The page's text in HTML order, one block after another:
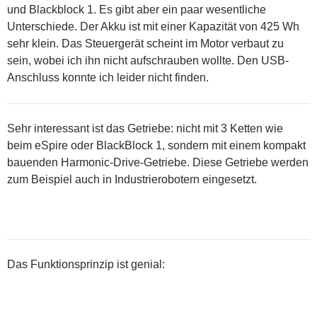
und Blackblock 1. Es gibt aber ein paar wesentliche
Unterschiede. Der Akku ist mit einer Kapazität von 425 Wh
sehr klein. Das Steuergerät scheint im Motor verbaut zu
sein, wobei ich ihn nicht aufschrauben wollte. Den USB-
Anschluss konnte ich leider nicht finden.
Sehr interessant ist das Getriebe: nicht mit 3 Ketten wie
beim eSpire oder BlackBlock 1, sondern mit einem kompakt
bauenden Harmonic-Drive-Getriebe. Diese Getriebe werden
zum Beispiel auch in Industrierobotern eingesetzt.
Das Funktionsprinzip ist genial: